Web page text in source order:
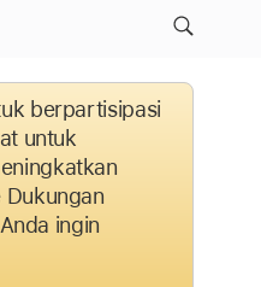
berpartisipasi
untuk
Dukungan
ingin